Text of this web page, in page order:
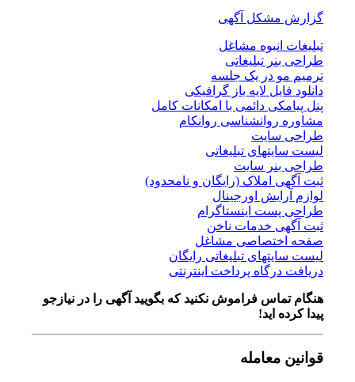
گزارش مشکل آگهی
تبلیغات انبوه مشاغل
طراحی بنر تبلیغاتی
ترمیم مو در یک جلسه
دانلود فایل لایه باز گرافیکی
پنل پیامکی دائمی با امکانات کامل
مشاوره روانشناسی روانکام
طراحی سایت
لیست سایتهای تبلیغاتی
طراحی بنر سایت
ثبت آگهی املاک (رایگان و نامحدود)
لوازم آرایش اورجینال
طراحی پست اینستاگرام
ثبت آگهی خدمات ناخن
صفحه اختصاصی مشاغل
لیست سایتهای تبلیغاتی رایگان
دریافت درگاه پرداخت اینترنتی
هنگام تماس فراموش نکنید که بگویید آگهی را در نیازجو
پیدا کرده اید!
قوانین معامله